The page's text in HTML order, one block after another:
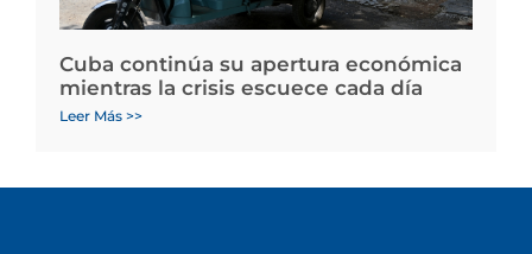
Cuba continúa su apertura económica
mientras la crisis escuece cada día
Leer Más >>